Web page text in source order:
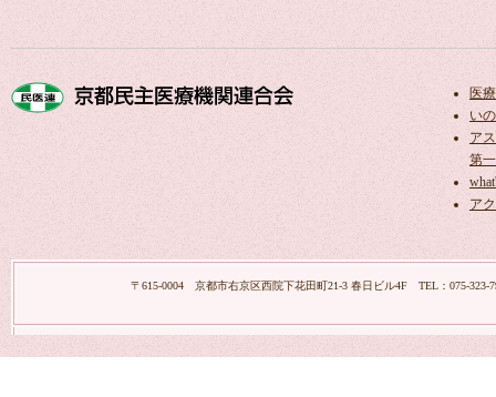
医
い
ア
第
ア
〒615-0004 京都市右京区西院下花田町21-3 春日ビル4F TEL：075-323-